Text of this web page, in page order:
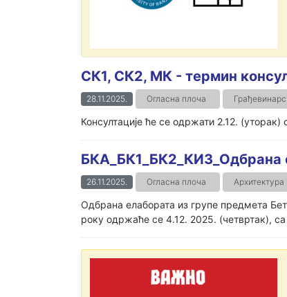
СК1, СК2, МК - термин
28.11.2025. Огласна плоча
Консултације ће се одржати 2.12.
БКА_БК1_БК2_КИ3_Одбрана
26.11.2025. Огласна плоча Архитектура
Одбрана елабората из групе предмета
року одржаће се 4.12. 2025. (четвртак),